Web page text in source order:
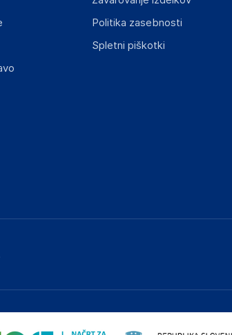
Politika zasebnosti
Spletni piškotki